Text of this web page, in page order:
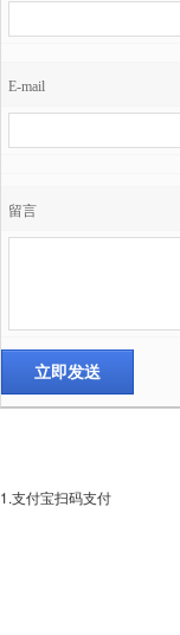
E-mail
留言
1.支付宝扫码支付